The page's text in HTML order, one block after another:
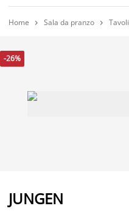
Home  Sala da pranzo  Tavoli
-26%
JUNGEN